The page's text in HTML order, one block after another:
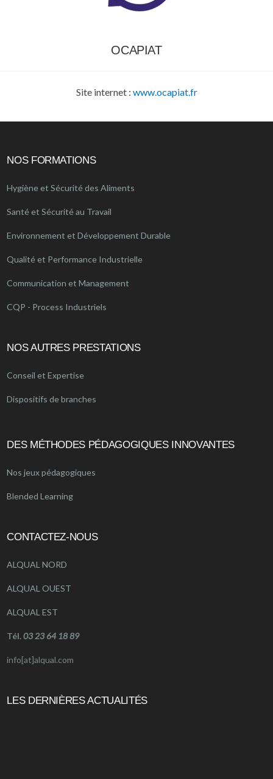
OCAPIAT
Site internet : www.ocapiat.fr
NOS FORMATIONS
Hygiène et Sécurité des Aliments
Santé et Sécurité au Travail
Environnement et Développement Durable
Qualité et Performance Industrielle
Communication et Management
CQP - Process Industriels
NOS AUTRES PRESTATIONS
Conseil et Expertise
Dispositifs de branches
DES MÉTHODES PÉDAGOGIQUES INNOVANTES
Nos jeux pédagogiques
Blended Learning
CONTACTEZ-NOUS
ALQUAL NORD
ALQUAL OUEST
ALQUAL EST
Tél.03 23 64 18 89
info[at]alqual.com
LES DERNIÈRES ACTUALITÉS